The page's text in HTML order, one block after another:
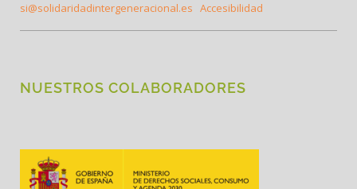
si@solidaridadintergeneracional.es Accesibilidad
NUESTROS COLABORADORES